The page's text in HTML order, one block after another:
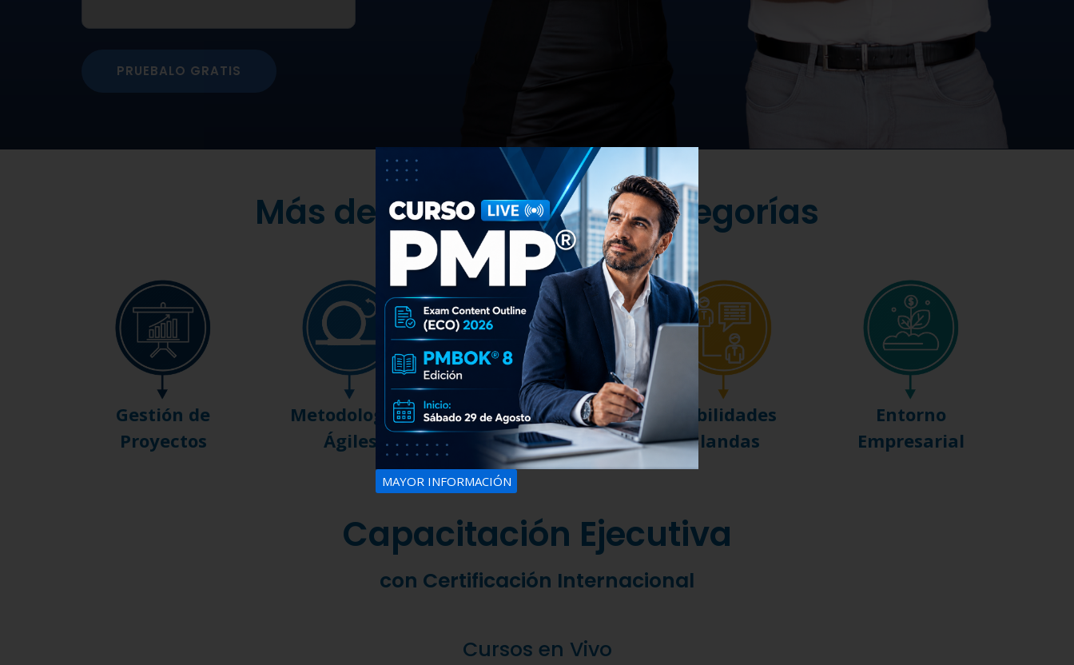
MAYOR INFORMACIÓN
PRUEBALO GRATIS
Más de 50 cursos en 5 categorías
Gestión de
Proyectos
Metodologías
Ágiles
Tecnologías de la
Información
Habilidades
Blandas
Entorno
Empresarial
Capacitación Ejecutiva
con Certificación Internacional
Cursos en Vivo